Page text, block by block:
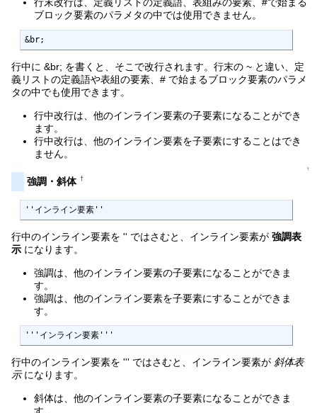
行末改行は、定義リストの定義語、表組みの要素、#で始まる
ブロック要素のパラメタの中では使用できません。
&br;
行中に &br; を書くと、そこで改行されます。行末の ~ と違い、定
義リストの定義語や表組の要素、# で始まるブロック要素のパラメ
タの中でも使用できます。
行中改行は、他のインライン要素の子要素になることができ
ます。
行中改行は、他のインライン要素を子要素にすることはでき
ません。
↑
強調・斜体 †
''インライン要素''
行中のインライン要素を '' ではさむと、インライン要素が強調表
示 になります。
強調は、他のインライン要素の子要素になることができま
す。
強調は、他のインライン要素を子要素にすることができま
す。
'''インライン要素'''
行中のインライン要素を ''' ではさむと、インライン要素が 斜体表
示になります。
斜体は、他のインライン要素の子要素になることができま
す。